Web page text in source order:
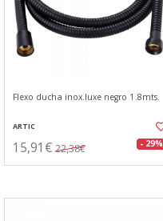
Flexo ducha inox.luxe negro 1.8mts.
ARTIC
15,91€ 22,38€ - 29%